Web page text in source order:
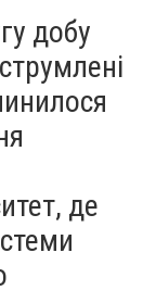
добу
де